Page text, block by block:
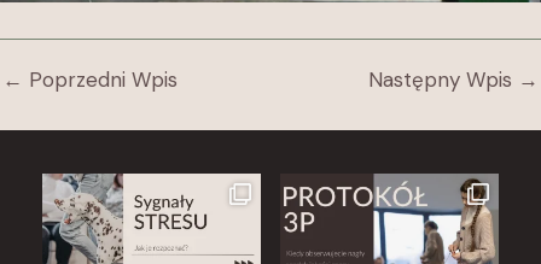
← Poprzedni Wpis Następny Wpis →